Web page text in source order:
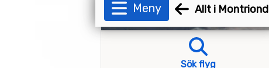
Meny Allt i Montriond
Sök flyg